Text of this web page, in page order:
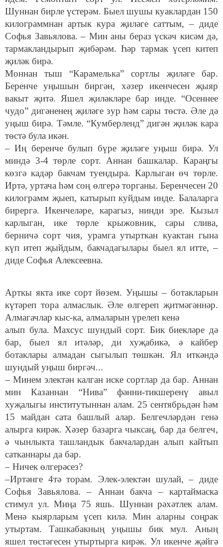
Шуннан бирле үстерәм. Быел шушы куаклардан 150
килограммнан артык кура җиләге саттым, – диде
Софья Завьялова. – Мин аны бераз үскәч кисәм дә,
тармакландырып җибәрәм. Һәр тармак үсеп китеп
җиләк бирә.
Моннан тыш “Карамелька” сортлы җиләге бар.
Беренче уңышын биргән, хәзер икенчесен җыяр
вакыт җитә. Яшел җиләкләре бар инде. “Осеннее
чудо” дигәненең җиләге зур һәм сары төстә. Әле дә
уңыш бирә. Тәмле. “Кумберленд” дигән җиләк кара
төстә була икән.
– Иң беренче булып бүре җиләге уңыш бирә. Ул
миндә 3-4 төрле сорт. Аннан башкалар. Караңгы
көзгә кадәр бакчам туендыра. Карлыган өч төрле.
Иртә, уртача һәм соң өлгерә торганы. Беренчесен 20
килограмм җыеп, катырып куйдым инде. Балаларга
бирергә. Икенчеләре, карагыз, нинди эре. Кызыл
карлыган, ике төрле крыжовник, сары слива,
берничә сорт чия, урамга утырткан куактан гына
күп итеп җыйдым, бакчадагылары быел ял итте, –
диде Софья Алексеевна.
Арткы якта ике сорт йөзем. Уңышы – ботакларын
күтәреп тора алмаслык. Әле өлгереп җитмәгәннәр.
Алмагачлар кыс-ка, алмаларын үрелеп кенә
алып була. Махсус шундый сорт. Бик биекләре дә
бар, быел ял итәләр, ди хуҗабикә, ә кайбер
ботаклары алмадан сыгылып төшкән. Ял иткәндә
шундый уңыш биргәч...
– Минем электән калган иске сортлар да бар. Аннан
мин Казаннан “Нива” фәнни-тикшеренү авыл
хуҗалыгы институтыннан алам. 25 сентябрьдән һәм
15 майдан сата башлый алар. Белгечләрдән генә
алырга кирәк. Хәзер базарга чыксаң, бар да белгеч,
ә чынлыкта ташландык бакчалардан алып кайтып
сатканнары да бар.
– Ничек өлгерәсез?
–Иртәнге 4тә торам. Элек-электән шулай, – диде
Софья Завьялова. – Аннан бакча – картаймаска
стимул ул. Миңа 75 яшь. Шуннан рәхәтлек алам.
Менә кыярларым үсеп килә. Мин аларны соңрак
утыртам. Ташкабакның уңышы бик мул. Аның
яшел төстәгесен утыртырга кирәк. Ул икенче җәйгә